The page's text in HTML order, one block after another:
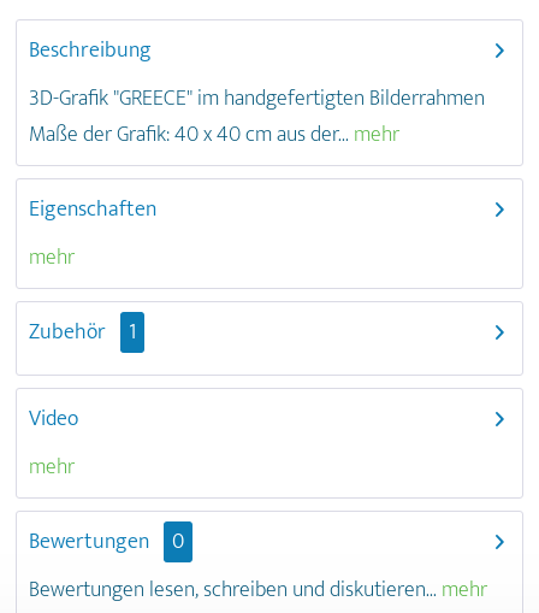
Beschreibung
3D-Grafik "GREECE" im handgefertigten Bilderrahmen
Maße der Grafik: 40 x 40 cm aus der... mehr
Eigenschaften
mehr
Zubehör 1
Video
mehr
Bewertungen
0
Bewertungen lesen, schreiben und diskutieren... mehr